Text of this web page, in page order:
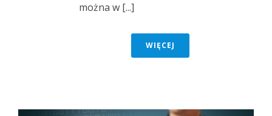
można w [...]
WIĘCEJ